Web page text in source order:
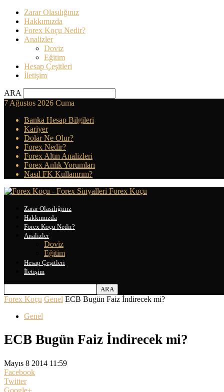
Zarar Olasılığınız
Hakkımızda
Forex Koçu Nedir?
Analizler
Doviz
Eğitim
Hesap Çeşitleri
İletişim
ARA
7 Ağustos 2026 Cuma
Banka Hesap Bilgileri
Kariyer
Dolar Ne Olur?
Forex Nedir?
Forex Altın Analizleri
Forex Anlık Yorumları
Nasıl FK Kullanırım?
Forex Koçu
Zarar Olasılığınız
Hakkımızda
Forex Koçu Nedir?
Analizler
Doviz
Eğitim
Hesap Çeşitleri
İletişim
Forex Koçu Genel ECB Bugün Faiz İndirecek mi?
Genel
ECB Bugün Faiz İndirecek mi?
Mayıs 8 2014 11:59
Facebook
Twitter
Google+